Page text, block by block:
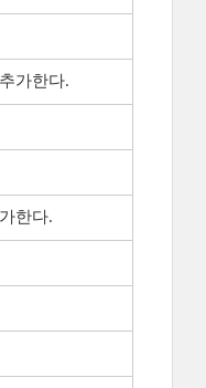
가한다.
한다.